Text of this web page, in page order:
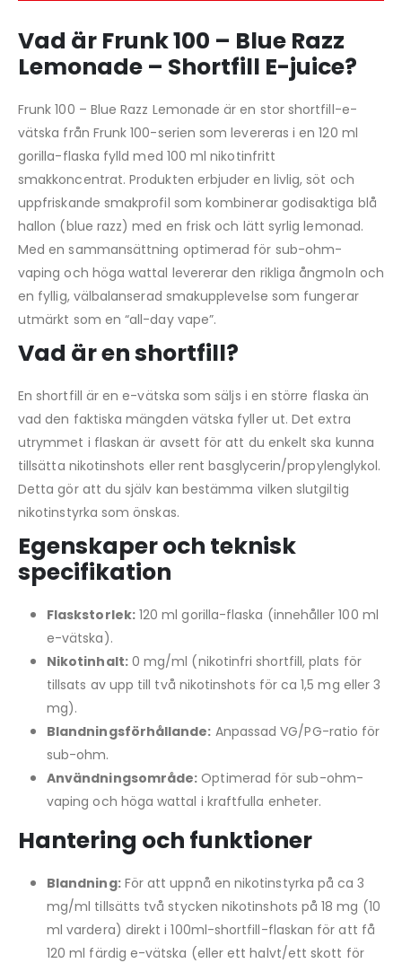
Vad är Frunk 100 – Blue Razz
Lemonade – Shortfill E-juice?
Frunk 100 – Blue Razz Lemonade är en stor shortfill-e-
vätska från Frunk 100-serien som levereras i en 120 ml
gorilla-flaska fylld med 100 ml nikotinfritt
smakkoncentrat. Produkten erbjuder en livlig, söt och
uppfriskande smakprofil som kombinerar godisaktiga blå
hallon (blue razz) med en frisk och lätt syrlig lemonad.
Med en sammansättning optimerad för sub-ohm-
vaping och höga wattal levererar den rikliga ångmoln och
en fyllig, välbalanserad smakupplevelse som fungerar
utmärkt som en “all-day vape”.
Vad är en shortfill?
En shortfill är en e-vätska som säljs i en större flaska än
vad den faktiska mängden vätska fyller ut. Det extra
utrymmet i flaskan är avsett för att du enkelt ska kunna
tillsätta nikotinshots eller rent basglycerin/propylenglykol.
Detta gör att du själv kan bestämma vilken slutgiltig
nikotinstyrka som önskas.
Egenskaper och teknisk
specifikation
Flaskstorlek:120 ml gorilla-flaska (innehåller 100 ml
e-vätska).
Nikotinhalt:0 mg/ml (nikotinfri shortfill, plats för
tillsats av upp till två nikotinshots för ca 1,5 mg eller 3
mg).
Blandningsförhållande: Anpassad VG/PG-ratio för
sub-ohm.
Användningsområde: Optimerad för sub-ohm-
vaping och höga wattal i kraftfulla enheter.
Hantering och funktioner
Blandning:För att uppnå en nikotinstyrka på ca 3
mg/ml tillsätts två stycken nikotinshots på 18 mg (10
ml vardera) direkt i 100ml-shortfill-flaskan för att få
120 ml färdig e-vätska (eller ett halvt/ett skott för